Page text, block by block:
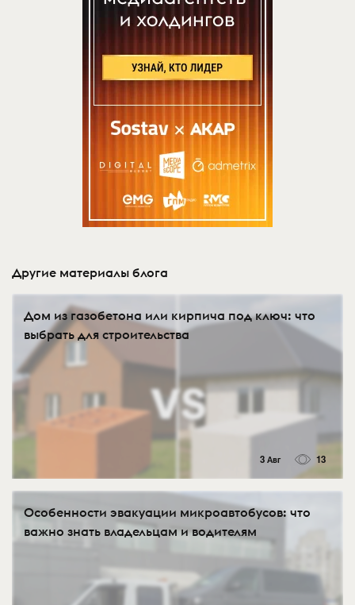
Другие материалы блога
Дом из газобетона или кирпича под ключ: что
выбрать для строительства
3 Авг 13
Особенности эвакуации микроавтобусов: что
важно знать владельцам и водителям